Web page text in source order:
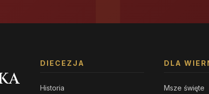
DIECEZJA
Historia
DLA
Msze święte